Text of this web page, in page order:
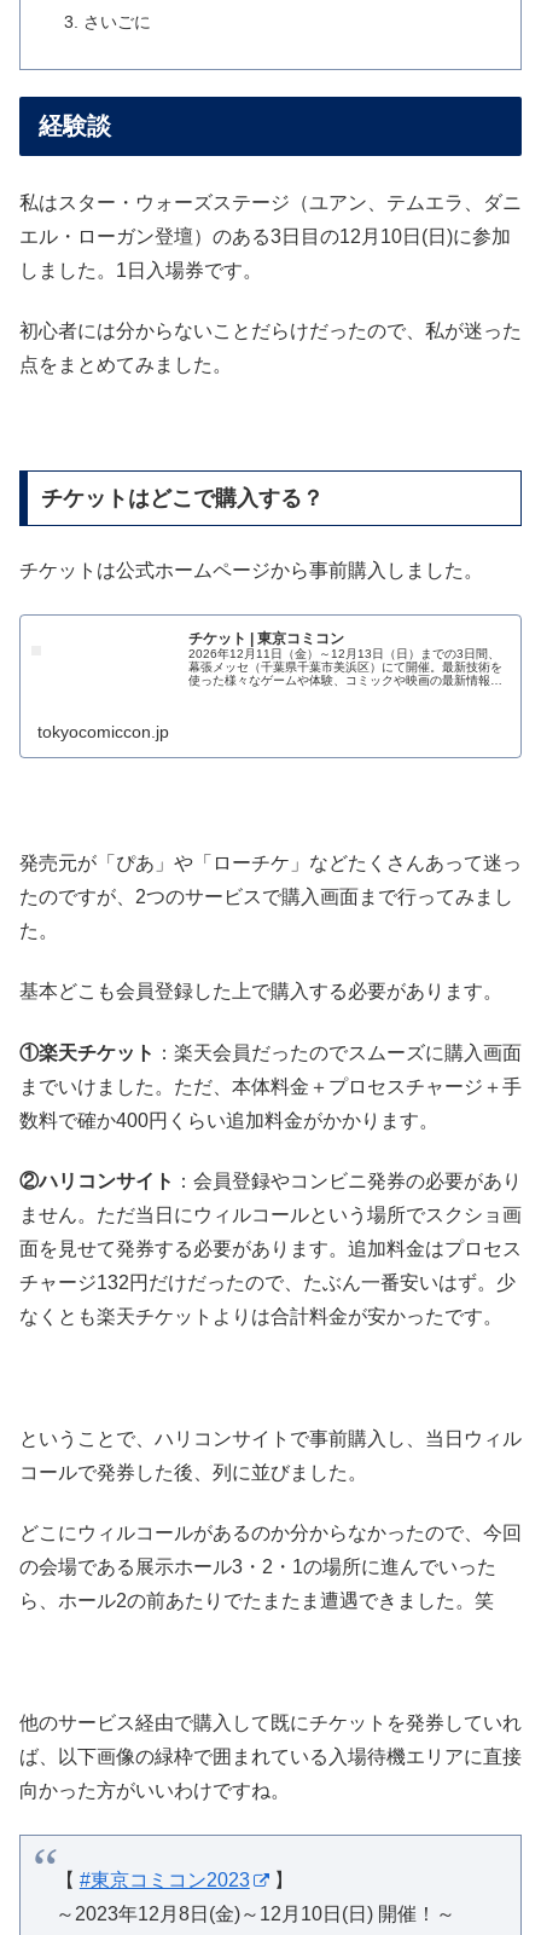
さいごに
経験談
私はスター・ウォーズステージ（ユアン、テムエラ、ダニ
エル・ローガン登壇）のある3日目の12月10日(日)に参加
しました。1日入場券です。
初心者には分からないことだらけだったので、私が迷った
点をまとめてみました。
チケットはどこで購入する？
チケットは公式ホームページから事前購入しました。
チケット | 東京コミコン
2026年12月11日（金）～12月13日（日）までの3日間、
幕張メッセ（千葉県千葉市美浜区）にて開催。最新技術を
使った様々なゲームや体験、コミックや映画の最新情報、
tokyocomiccon.jp
発売元が「ぴあ」や「ローチケ」などたくさんあって迷っ
たのですが、2つのサービスで購入画面まで行ってみまし
た。
基本どこも会員登録した上で購入する必要があります。
①楽天チケット ：楽天会員だったのでスムーズに購入画面
までいけました。ただ、本体料金＋プロセスチャージ＋手
数料で確か400円くらい追加料金がかかります。
②ハリコンサイト ：会員登録やコンビニ発券の必要があり
ません。ただ当日にウィルコールという場所でスクショ画
面を見せて発券する必要があります。追加料金はプロセス
チャージ132円だけだったので、たぶん一番安いはず。少
なくとも楽天チケットよりは合計料金が安かったです。
ということで、ハリコンサイトで事前購入し、当日ウィル
コールで発券した後、列に並びました。
どこにウィルコールがあるのか分からなかったので、今回
の会場である展示ホール3・2・1の場所に進んでいった
ら、ホール2の前あたりでたまたま遭遇できました。笑
他のサービス経由で購入して既にチケットを発券していれ
ば、以下画像の緑枠で囲まれている入場待機エリアに直接
向かった方がいいわけですね。
【 #東京コミコン2023
】
～2023年12月8日(金)～12月10日(日) 開催！～